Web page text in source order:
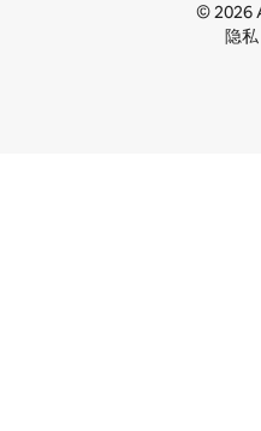
© 2026
隐私